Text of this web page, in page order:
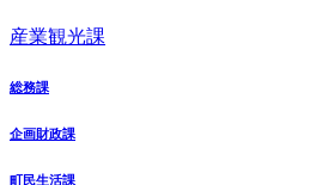
産業観光課
総務課
企画財政課
町民生活課